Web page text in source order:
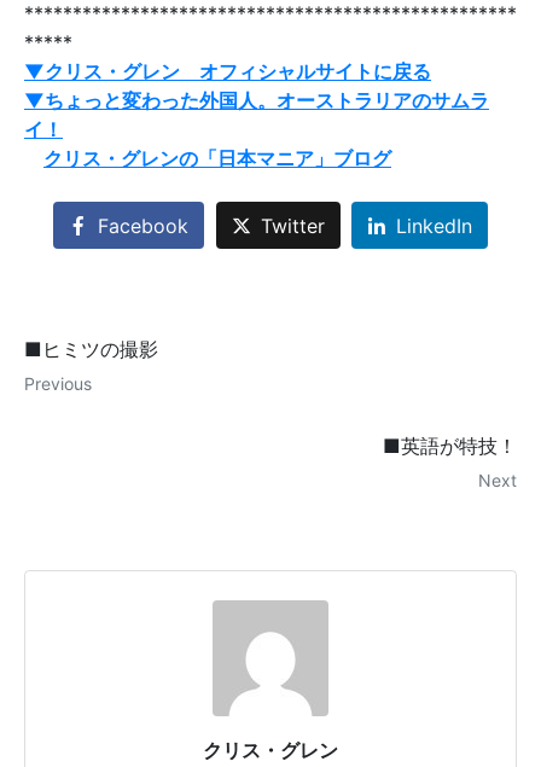
***************************************************
*****
▼クリス・グレン オフィシャルサイトに戻る
▼ちょっと変わった外国人。オーストラリアのサムラ
イ！
クリス・グレンの「日本マニア」ブログ
Facebook Twitter LinkedIn
■ヒミツの撮影
Previous
■英語が特技！
Next
クリス・グレン